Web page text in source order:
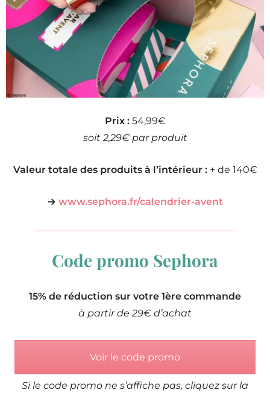
Prix :54,99€
soit 2,29€ par produit
Valeur totale des produits à l’intérieur : + de 140€
→ www.sephora.fr/calendrier-avent
Code promo Sephora
15% de réduction sur votre 1ère commande
à partir de 29€ d’achat
Voir le code promo
Si le code promo ne s’affiche pas, cliquez sur la